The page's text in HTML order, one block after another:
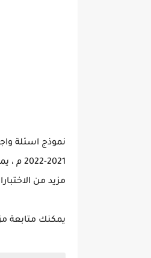
نموذج اسئلة
2021-
مزيد من
يمكنك متابعة